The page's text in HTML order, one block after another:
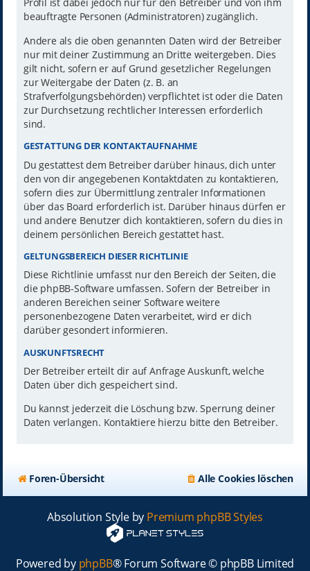
Profil ist dabei jedoch nur für den Betreiber und von ihm
beauftragte Personen (Administratoren) zugänglich.
Andere als die oben genannten Daten wird der Betreiber
nur mit deiner Zustimmung an Dritte weitergeben. Dies
gilt nicht, sofern er auf Grund gesetzlicher Regelungen
zur Weitergabe der Daten (z. B. an
Strafverfolgungsbehörden) verpflichtet ist oder die Daten
zur Durchsetzung rechtlicher Interessen erforderlich
sind.
GESTATTUNG DER KONTAKTAUFNAHME
Du gestattest dem Betreiber darüber hinaus, dich unter
den von dir angegebenen Kontaktdaten zu kontaktieren,
sofern dies zur Übermittlung zentraler Informationen
über das Board erforderlich ist. Darüber hinaus dürfen er
und andere Benutzer dich kontaktieren, sofern du dies in
deinem persönlichen Bereich gestattet hast.
GELTUNGSBEREICH DIESER RICHTLINIE
Diese Richtlinie umfasst nur den Bereich der Seiten, die
die phpBB-Software umfassen. Sofern der Betreiber in
anderen Bereichen seiner Software weitere
personenbezogene Daten verarbeitet, wird er dich
darüber gesondert informieren.
AUSKUNFTSRECHT
Der Betreiber erteilt dir auf Anfrage Auskunft, welche
Daten über dich gespeichert sind.
Du kannst jederzeit die Löschung bzw. Sperrung deiner
Daten verlangen. Kontaktiere hierzu bitte den Betreiber.
Foren-Übersicht Alle Cookies löschen
Absolution Style by Premium phpBB Styles
Powered by phpBB® Forum Software © phpBB Limited